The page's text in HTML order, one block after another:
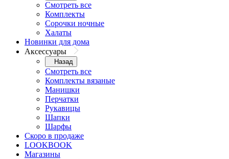
Смотреть все
Комплекты
Сорочки ночные
Халаты
Новинки для дома
Аксессуары
Назад
Смотреть все
Комплекты вязаные
Манишки
Перчатки
Рукавицы
Шапки
Шарфы
Скоро в продаже
LOOKBOOK
Магазины